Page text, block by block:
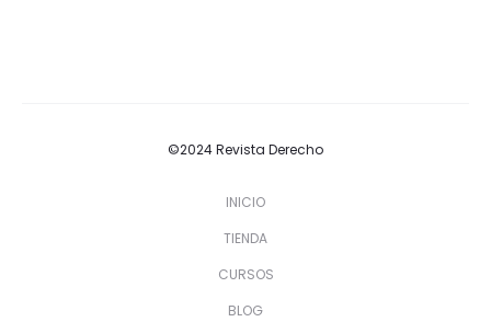
©2024 Revista Derecho
INICIO
TIENDA
CURSOS
BLOG